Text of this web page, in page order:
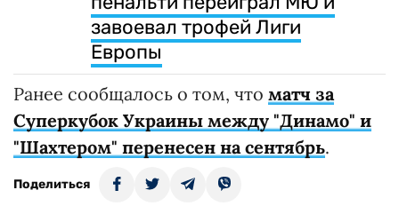
завоевал трофей Лиги
Европы
Ранее сообщалось о том, что матч за
Суперкубок Украины между "Динамо" и
"Шахтером" перенесен на сентябрь.
Поделиться